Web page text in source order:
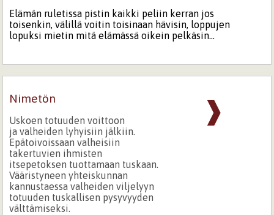
Elämän ruletissa pistin kaikki peliin kerran jos
toisenkin, välillä voitin toisinaan hävisin, loppujen
lopuksi mietin mitä elämässä oikein pelkäsin...
❱
Nimetön
Uskoen totuuden voittoon
ja valheiden lyhyisiin jälkiin.
Epätoivoissaan valheisiin
takertuvien ihmisten
itsepetoksen tuottamaan tuskaan.
Vääristyneen yhteiskunnan
kannustaessa valheiden viljelyyn
totuuden tuskallisen pysyvyyden
välttämiseksi.